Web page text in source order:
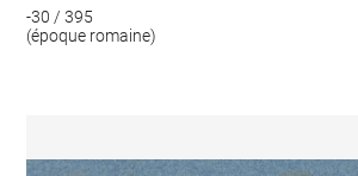
-30 / 395
(époque romaine)